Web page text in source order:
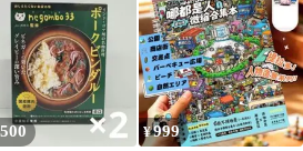
【740】
¥999